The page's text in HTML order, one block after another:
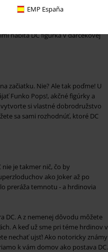
EMP España
DC Funko POP! Figúrky
sochu Batmana Figúrka Silver
superhrdinu z Gotham City v
nabitá DC figúrka v darčekovej
začiatku. Nie? Ale tak poďme! U
Funko Pops!, akčné figúrky a
vytvorte si vlastné dobrodružstvo
sa sami rozhodnúť, ktoré DC
je takmer nič, čo by
ako Joker až po
preráža temnotu - a hrdinovia
DC. A z nemenej dôvodu môžete
A keď už sme pri téme hrdinov v
nechať ujsť! Ako notoricky známy
k vám domov ako postava DC.